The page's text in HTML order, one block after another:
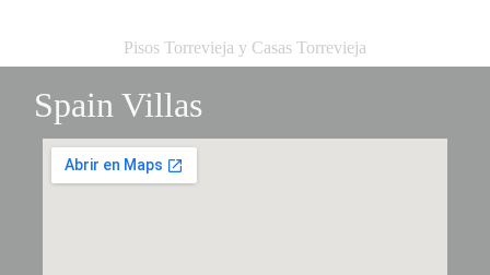
Pisos Torrevieja y Casas Torrevieja
Spain Villas